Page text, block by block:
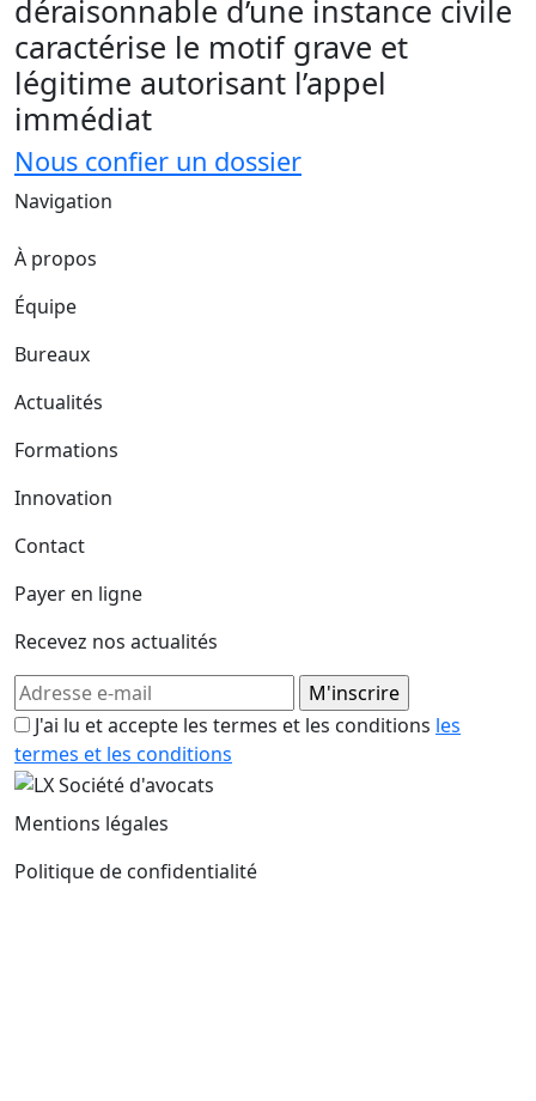
déraisonnable d’une instance civile
caractérise le motif grave et
légitime autorisant l’appel
immédiat
Nous confier un dossier
Navigation
À propos
Équipe
Bureaux
Actualités
Formations
Innovation
Contact
Payer en ligne
Recevez nos actualités
J'ai lu et accepte les termes et les conditions les
termes et les conditions
Mentions légales
Politique de confidentialité